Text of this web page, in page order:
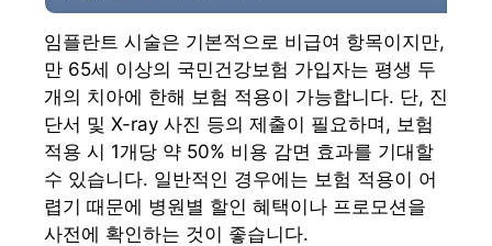
임플란트 시술은 기본적으로 비급여 항목이지만,
만 65세 이상의 국민건강보험 가입자는 평생 두
개의 치아에 한해 보험 적용이 가능합니다. 단, 진
단서 및 X-ray 사진 등의 제출이 필요하며, 보험
적용 시 1개당 약 50% 비용 감면 효과를 기대할
수 있습니다. 일반적인 경우에는 보험 적용이 어
렵기 때문에 병원별 할인 혜택이나 프로모션을
사전에 확인하는 것이 좋습니다.